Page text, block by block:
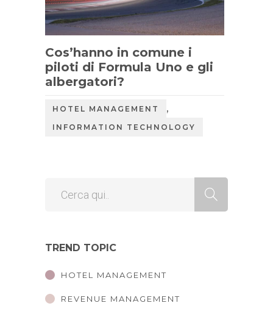
Cos’hanno in comune i
piloti di Formula Uno e gli
albergatori?
HOTEL MANAGEMENT ,
INFORMATION TECHNOLOGY
TREND TOPIC
HOTEL MANAGEMENT
REVENUE MANAGEMENT